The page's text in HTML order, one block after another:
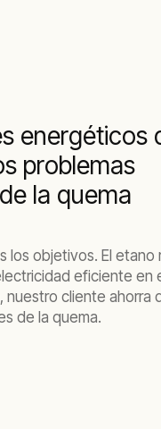
energéticos
problemas
la quema
los objetivos. El etano
eficiente en
cliente ahorra
de la quema.